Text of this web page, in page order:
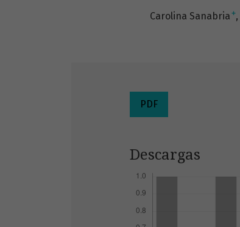
Carolina Sanabria +
PDF
Descargas